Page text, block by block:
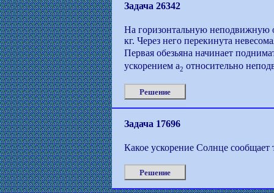
Задача 26342
На горизонтальную неподвижную
кг. Через него перекинута
Первая обезьяна начинает
ускорением a2 относительно
Решение
Задача 17696
Какое ускорение Солнце
Решение